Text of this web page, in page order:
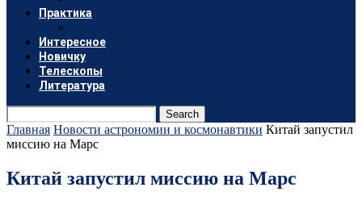
Практика
Интересное
Новичку
Телескопы
Литература
Search
Главная Новости астрономии и космонавтики Китай запустил
миссию на Марс
Китай запустил миссию на Марс